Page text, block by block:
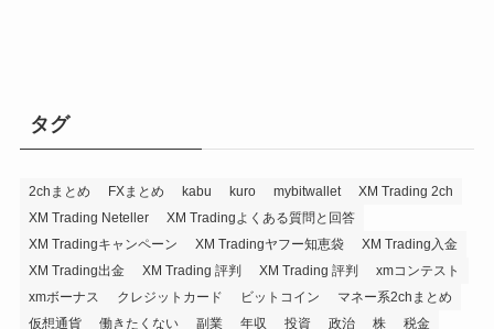
タグ
2chまとめ FXまとめ kabu kuro mybitwallet
XM Trading 2ch
XM Trading Neteller
XM Tradingよくある質問と回答
XM Tradingキャンペーン
XM Tradingヤフー知恵袋
XM Trading入金
XM Trading出金
XM Trading 評判 XM Trading 評判
xmコンテスト
xmボーナス
クレジットカード ビットコイン
マネー系2chまとめ
仮想通貨
働きたくない 副業 年収 投資 政治 株 税金